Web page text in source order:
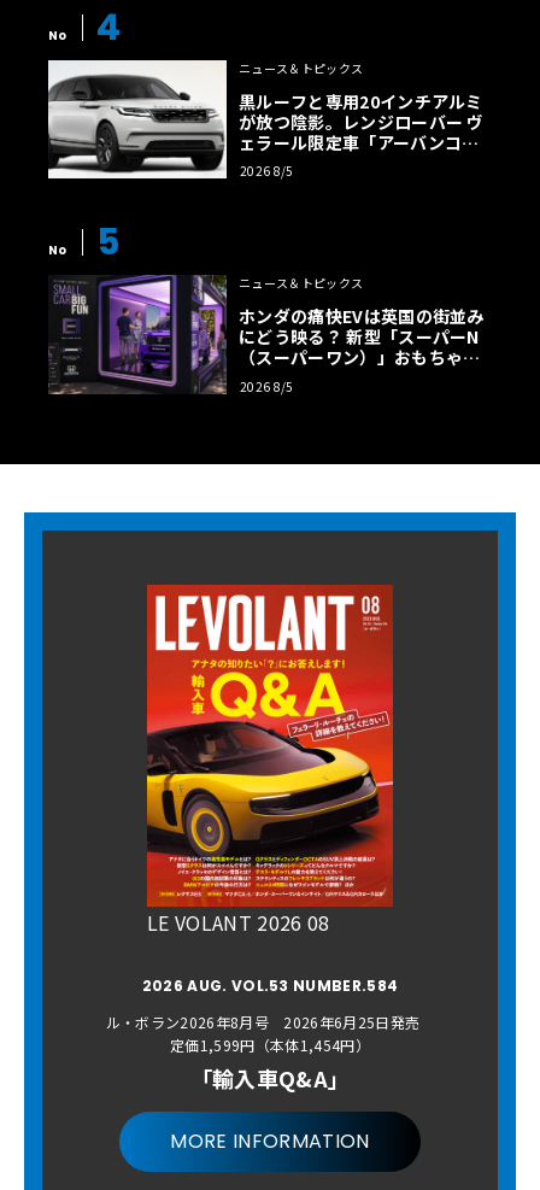
No 4
ニュース＆トピックス
黒ルーフと専用20インチアルミ
が放つ陰影。レンジローバー ヴ
ェラール限定車「アーバンコン
トラスト・エディション」登場
2026 8/5
No 5
ニュース＆トピックス
ホンダの痛快EVは英国の街並み
にどう映る？ 新型「スーパーN
（スーパーワン）」おもちゃ箱
ツアーの全貌
2026 8/5
LE VOLANT 2026 08
2026 AUG. VOL.53 NUMBER.584
ル・ボラン2026年8月号 2026年6月25日発売
定価1,599円（本体1,454円）
「輸入車Q&A」
MORE INFORMATION